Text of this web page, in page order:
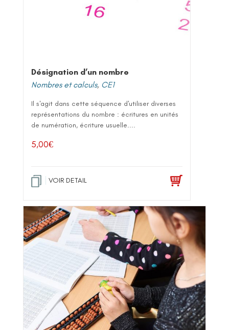
Désignation d’un nombre
Nombres et calculs, CE1
Il s'agit dans cette séquence d'utiliser diverses
représentations du nombre : écritures en unités
de numération, écriture usuelle....
5,00€
VOIR DETAIL